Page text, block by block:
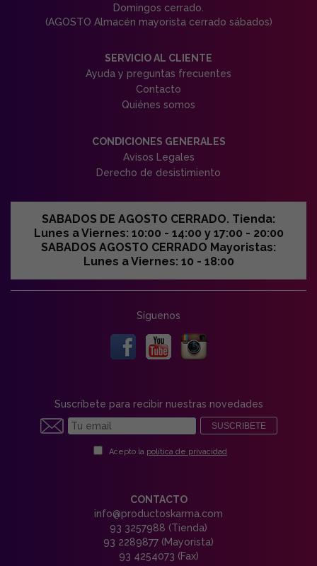
Domingos cerrado.
(AGOSTO Almacén mayorista cerrado sábados)
SERVICIO AL CLIENTE
Ayuda y preguntas frecuentes
Contacto
Quiénes somos
CONDICIONES GENERALES
Avisos Legales
Derecho de desistimiento
SABADOS DE AGOSTO CERRADO. Tienda:
Lunes a Viernes: 10:00 - 14:00 y 17:00 - 20:00
SABADOS AGOSTO CERRADO Mayoristas:
Lunes a Viernes: 10 - 18:00
Síguenos
Suscríbete para recibir nuestras novedades
SUSCRIBETE
Acepto la política de privacidad
CONTACTO
info@productoskarma.com
93 3257988 (Tienda)
93 2289877 (Mayorista)
93 4254073 (Fax)